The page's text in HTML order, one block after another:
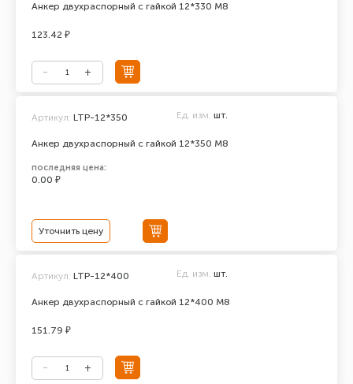
Анкер двухраспорный с гайкой 12*330 М8
123.42 ₽
Анкер двухраспорный с гайкой 12*350 М8
Артикул: LTP-12*350 Ед. изм. шт.
последняя цена:
0.00 ₽
Уточнить цену
Анкер двухраспорный с гайкой 12*400 М8
Артикул: LTP-12*400 Ед. изм. шт.
151.79 ₽